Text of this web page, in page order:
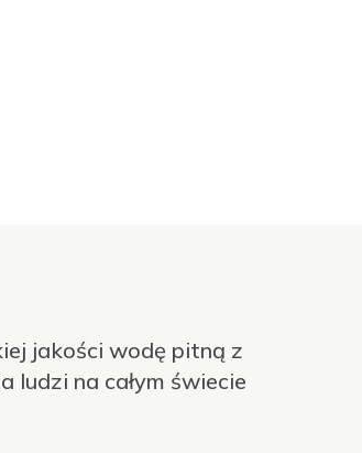
jakości wodę pitną z
na całym świecie